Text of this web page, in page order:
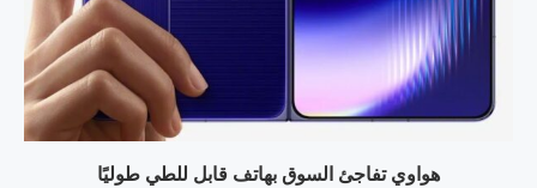
هواوي تفاجئ السوق بهاتف قابل للطي طوليًا